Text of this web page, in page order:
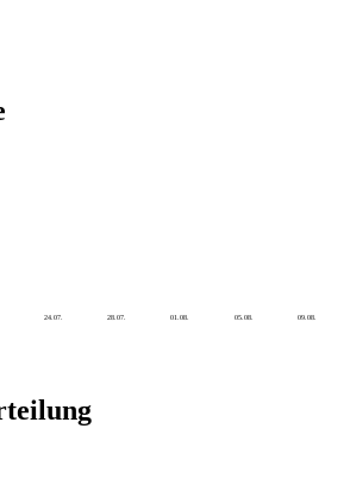
24.07. 28.07. 01.08. 05.08. 09.08.